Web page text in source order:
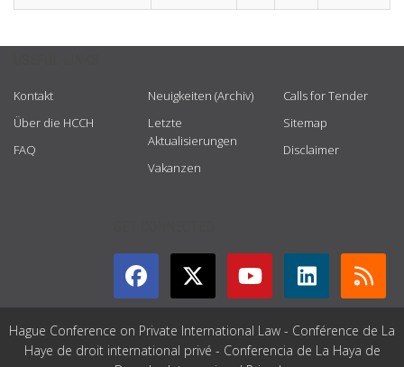
Kontakt
Über die HCCH
FAQ
Neuigkeiten (Archiv)
Letzte
Aktualisierungen
Vakanzen
Calls for Tender
Sitemap
Disclaimer
Hague Conference on Private International Law - Conférence de La
Haye de droit international privé - Conferencia de La Haya de